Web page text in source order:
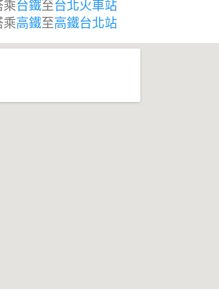
乘台鐵至台北火車站
乘高鐵至高鐵台北站